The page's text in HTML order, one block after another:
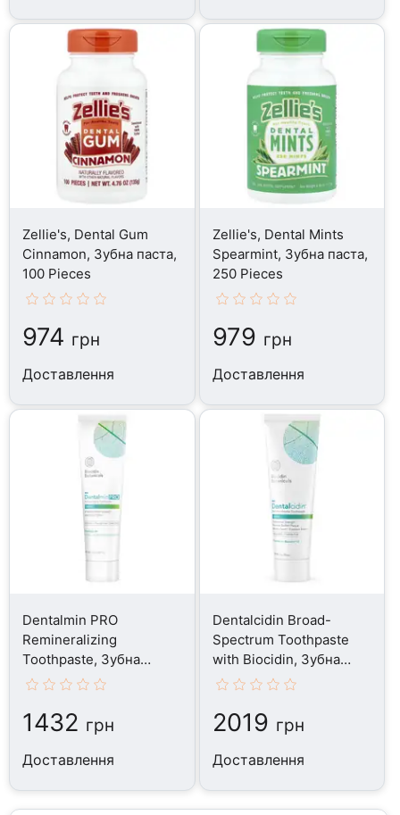
Zellie's, Dental Gum
Cinnamon, Зубна паста,
100 Pieces
974 грн
Доставлення
Zellie's, Dental Mints
Spearmint, Зубна паста,
250 Pieces
979 грн
Доставлення
Dentalmin PRO
Remineralizing
Toothpaste, Зубна
паста, 96 г
1432 грн
Доставлення
Dentalcidin Broad-
Spectrum Toothpaste
with Biocidin, Зубна
паста, 85 г
2019 грн
Доставлення